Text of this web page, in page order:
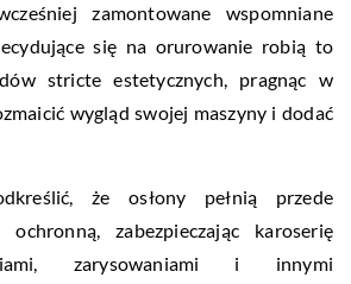
zamontowane wspomniane
się na orurowanie robią to
stricte estetycznych, pragnąc w
wygląd swojej maszyny i dodać
że osłony pełnią przede
zabezpieczając karoserię
zarysowaniami i innymi